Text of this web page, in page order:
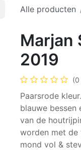
Alle producten
Marjan
2019
(0
Paarsrode
blauwe bessen
van de
worden met de
mond vol &